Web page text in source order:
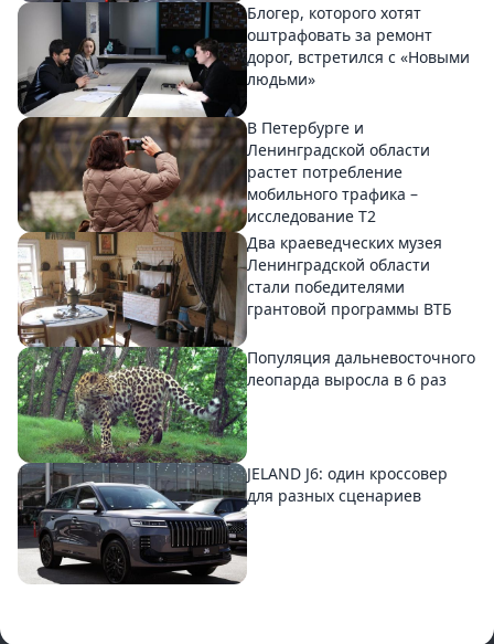
Блогер, которого хотят
оштрафовать за ремонт
дорог, встретился с «Новыми
людьми»
В Петербурге и
Ленинградской области
растет потребление
мобильного трафика –
исследование T2
Два краеведческих музея
Ленинградской области
стали победителями
грантовой программы ВТБ
Популяция дальневосточного
леопарда выросла в 6 раз
JELAND J6: один кроссовер
для разных сценариев